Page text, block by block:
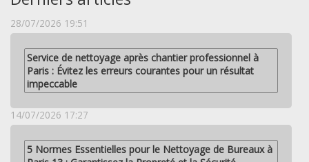
28/07/2026 19:51
Service de nettoyage après chantier professionnel à
Paris : Évitez les erreurs courantes pour un résultat
impeccable
14/07/2026 17:27
5 Normes Essentielles pour le Nettoyage de Bureaux à